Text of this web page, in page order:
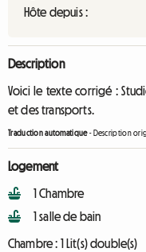
Hôte depuis :
Description
Voici le texte corrigé :
et des transports.
Traduction automatique- Description
Logement
1 Chambre
1 salle de bain
Chambre : 1 Lit(s) double(s)